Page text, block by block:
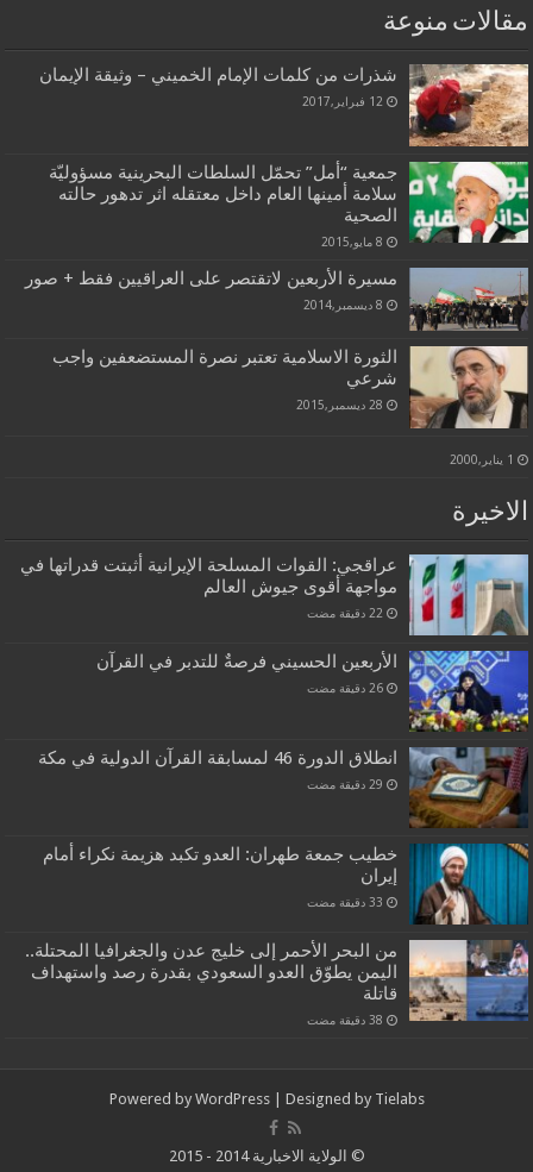
مقالات منوعة
شذرات من كلمات الإمام الخميني – وثيقة الإيمان
12 فبراير,2017
جمعية “أمل” تحمّل السلطات البحرينية مسؤوليّة
سلامة أمينها العام داخل معتقله اثر تدهور حالته
الصحية
8 مايو,2015
مسيرة الأربعين لاتقتصر على العراقيين فقط + صور
8 ديسمبر,2014
الثورة الاسلامية تعتبر نصرة المستضعفين واجب
شرعي
28 ديسمبر,2015
1 يناير,2000
الاخيرة
عراقجي: القوات المسلحة الإيرانية أثبتت قدراتها في
مواجهة أقوى جيوش العالم
الأربعين الحسيني فرصةٌ للتدبر في القرآن
‏26 دقيقة مضت
انطلاق الدورة 46 لمسابقة القرآن الدولية في مكة
خطيب جمعة طهران: العدو تكبد هزيمة نكراء أمام
إيران
من البحر الأحمر إلى خليج عدن والجغرافيا المحتلة..
اليمن يطوّق العدو السعودي بقدرة رصد واستهداف
قاتلة
Powered by WordPress| Designed by Tielabs
© الولاية الاخبارية 2014 - 2015